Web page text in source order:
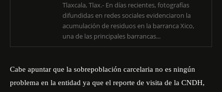
Tlaxcala, Tlax.- En días recientes, fotografías
difundidas en redes sociales evidenciaron la
acumulación de residuos en la barranca Xico,
una de las principales barrancas...
Cabe apuntar que la sobrepoblación carcelaria no es ningún
problema en la entidad ya que el reporte de visita de la CNDH,